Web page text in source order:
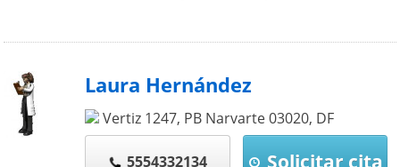
Laura Hernández
Vertiz 1247, PB Narvarte 03020, DF
5554332134 Solicitar cita